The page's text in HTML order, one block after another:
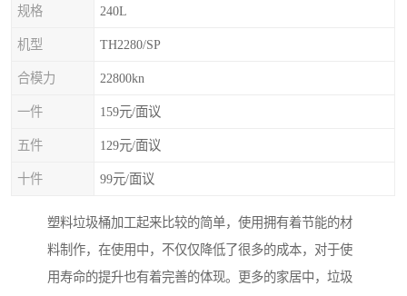
规格 240L
机型 TH2280/SP
合模力 22800kn
一件 159元/面议
五件 129元/面议
十件 99元/面议
塑料垃圾桶加工起来比较的简单，使用拥有着节能的材
料制作，在使用中，不仅仅降低了很多的成本，对于使
用寿命的提升也有着完善的体现。更多的家居中，垃圾